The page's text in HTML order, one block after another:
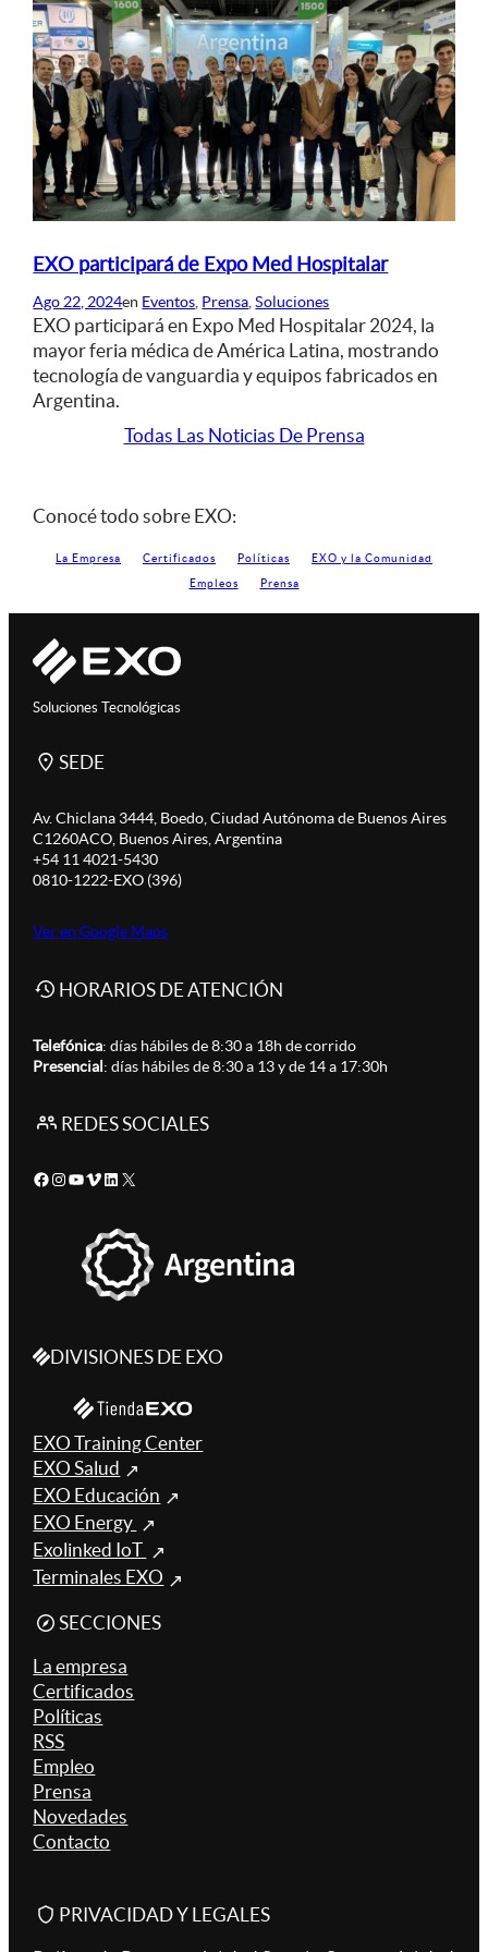
EXO participará de Expo Med Hospitalar
Ago 22, 2024en Eventos Prensa , Soluciones
EXO participará en Expo Med Hospitalar 2024, la
mayor feria médica de América Latina, mostrando
tecnología de vanguardia y equipos fabricados en
Argentina.
Todas Las Noticias De Prensa
Conocé todo sobre EXO:
La Empresa Certificados Políticas EXO y la Comunidad
Empleos Prensa
Soluciones Tecnológicas
SEDE
Av. Chiclana 3444, Boedo, Ciudad Autónoma de Buenos Aires
C1260ACO, Buenos Aires, Argentina
+54 11 4021-5430
0810-1222-EXO (396)
Ver en Google Maps
HORARIOS DE ATENCIÓN
Telefónica: días hábiles de 8:30 a 18h de corrido
Presencial: días hábiles de 8:30 a 13 y de 14 a 17:30h
REDES SOCIALES
Facebook Instagram YouTube Vimeo LinkedIn X
DIVISIONES DE EXO
EXO Training Center
EXO Salud
EXO Educación
EXO Energy
Exolinked IoT
Terminales EXO
SECCIONES
La empresa
Certificados
Políticas
RSS
Empleo
Prensa
Novedades
Contacto
PRIVACIDAD Y LEGALES